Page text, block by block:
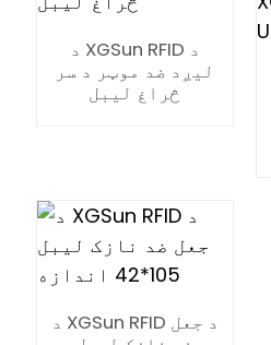
د XGSun RFID د
لیږد ضد موټر د سر
څراغ لیبل
د XGSun RFID د جعل